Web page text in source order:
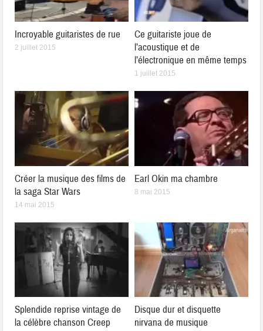
Incroyable guitaristes de rue
2 juillet 2015
Ce guitariste joue de
l’acoustique et de
l’électronique en même temps
1 juillet 2015
Créer la musique des films de
la saga Star Wars
14 mai 2015
Earl Okin ma chambre
8 mai 2015
Splendide reprise vintage de
la célèbre chanson Creep
Disque dur et disquette
nirvana de musique